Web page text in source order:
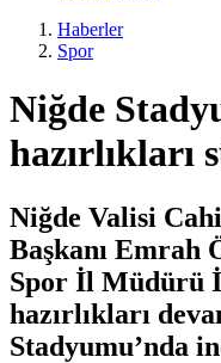
Haberler
Spor
Niğde
hazırlıkları
Niğde Valisi
Başkanı Emrah
Spor İl Müdürü
hazırlıkları
Stadyumu’nda